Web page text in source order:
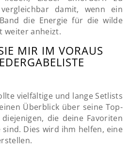
damit, wenn ein
die Energie für die wilde
weiter anheizt.
MIR IM VORAUS
vielfältige und lange Setlists
Überblick über seine Top-
die deine Favoriten
Dies wird ihm helfen, eine